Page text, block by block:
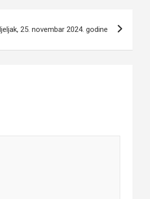
25. novembar 2024. godine